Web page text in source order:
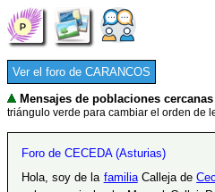
Ver el foro de CARANCOS
Mensajes de poblaciones cercanas
triángulo verde para cambiar el orden de
Foro de CECEDA (Asturias)
Hola, soy de la familiaCalleja de